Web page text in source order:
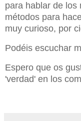
para hablar de los
métodos para
muy curioso, por
Podéis escuchar
Espero que os
'verdad' en los